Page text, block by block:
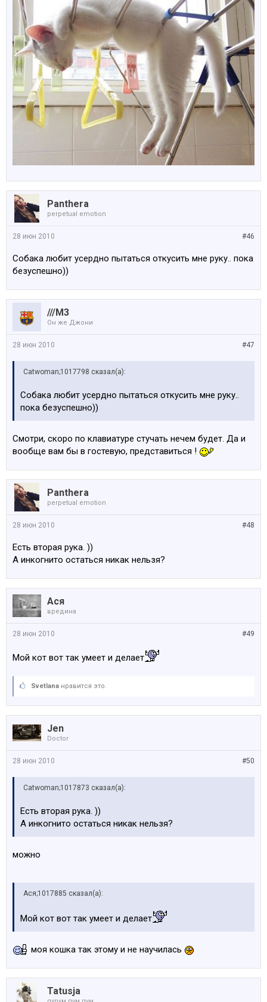
Panthera
perpetual emotion
#46
28 июн 2010
Собака любит усердно пытаться откусить мне руку.. пока
безуспешно))
///M3
Он же Джони
#47
28 июн 2010
Catwoman;1017798 сказал(а):
Собака любит усердно пытаться откусить мне руку..
пока безуспешно))
Смотри, скоро по клавиатуре стучать нечем будет. Да и
вообще вам бы в гостевую, представиться !
Panthera
perpetual emotion
#48
28 июн 2010
Есть вторая рука. ))
А инкогнито остаться никак нельзя?
Ася
вредина
#49
28 июн 2010
Мой кот вот так умеет и делает
Svetlana нравится это.
Jen
Doctor
#50
28 июн 2010
Catwoman;1017873 сказал(а):
Есть вторая рука. ))
А инкогнито остаться никак нельзя?
можно
Ася;1017885 сказал(а):
Мой кот вот так умеет и делает
моя кошка так этому и не научилась
Tatusja